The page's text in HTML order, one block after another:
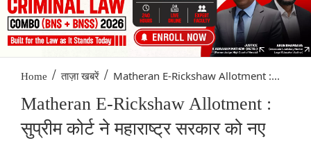
Home / ताज़ा खबरें / Matheran E-Rickshaw Allotment :...
Matheran E-Rickshaw Allotment :
सुप्रीम कोर्ट ने महाराष्ट्र सरकार को नए